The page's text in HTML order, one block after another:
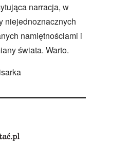
narracja, w
niejednoznacznych
namiętnościami i
świata. Warto.